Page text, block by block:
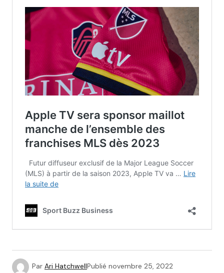
Par Ari HatchwellPublié novembre 25, 2022